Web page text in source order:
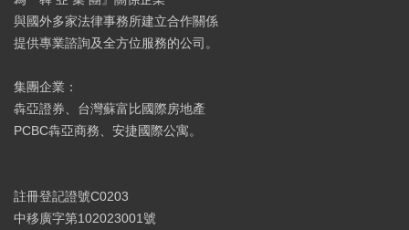
與國外多家法律事務所建立合作關係
提供專業諮詢及全方位服務的公司。
集團企業：
犇亞證券、台灣蘇富比國際房地產
PCBC犇亞商務、安捷國際公寓。
註冊登記證號C0203
中移廣字第102023001號